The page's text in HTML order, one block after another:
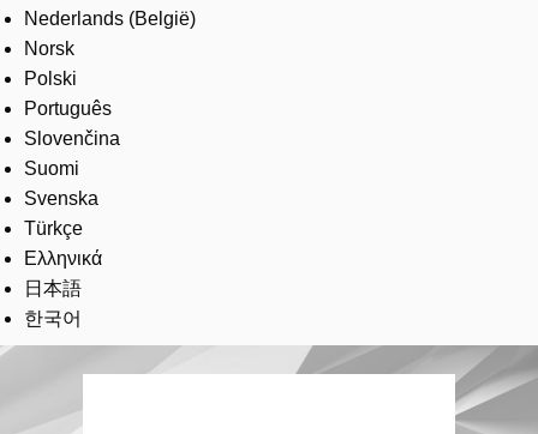
Nederlands (België)
Norsk
Polski
Português
Slovenčina
Suomi
Svenska
Türkçe
Ελληνικά
日本語
한국어